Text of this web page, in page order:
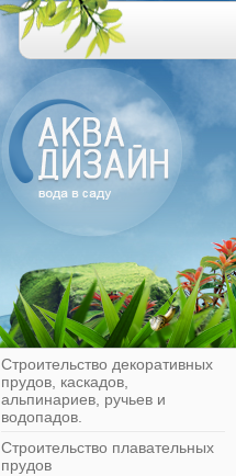
Строительство декоративных
прудов, каскадов,
альпинариев, ручьев и
водопадов.
Строительство плавательных
прудов